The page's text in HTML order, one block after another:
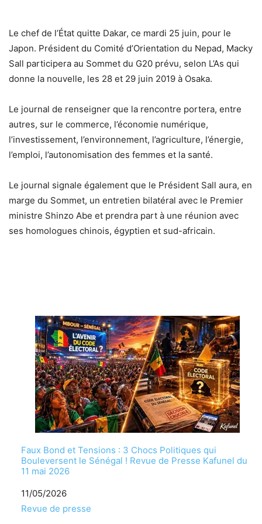
Le chef de l’État quitte Dakar, ce mardi 25 juin, pour le
Japon. Président du Comité d’Orientation du Nepad, Macky
Sall participera au Sommet du G20 prévu, selon L’As qui
donne la nouvelle, les 28 et 29 juin 2019 à Osaka.
Le journal de renseigner que la rencontre portera, entre
autres, sur le commerce, l’économie numérique,
l’investissement, l’environnement, l’agriculture, l’énergie,
l’emploi, l’autonomisation des femmes et la santé.
Le journal signale également que le Président Sall aura, en
marge du Sommet, un entretien bilatéral avec le Premier
ministre Shinzo Abe et prendra part à une réunion avec
ses homologues chinois, égyptien et sud-africain.
Faux Bond et Tensions : 3 Chocs Politiques qui
Bouleversent le Sénégal ! Revue de Presse Kafunel du
11 mai 2026
Date
11/05/2026
Par rapport à
Revue de presse